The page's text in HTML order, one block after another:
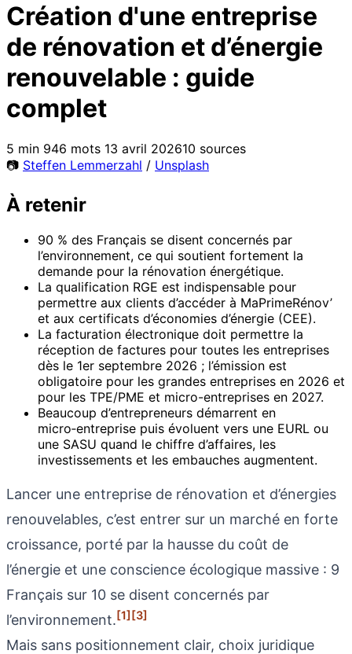
Création d'une entreprise
de rénovation et d’énergie
renouvelable : guide
complet
5 min 946 mots 13 avril 202610 sources
📷 Steffen Lemmerzahl / Unsplash
À retenir
90 % des Français se disent concernés par
l’environnement, ce qui soutient fortement la
demande pour la rénovation énergétique.
La qualification RGE est indispensable pour
permettre aux clients d’accéder à MaPrimeRénov’
et aux certificats d’économies d’énergie (CEE).
La facturation électronique doit permettre la
réception de factures pour toutes les entreprises
dès le 1er septembre 2026 ; l’émission est
obligatoire pour les grandes entreprises en 2026 et
pour les TPE/PME et micro-entreprises en 2027.
Beaucoup d’entrepreneurs démarrent en
micro‑entreprise puis évoluent vers une EURL ou
une SASU quand le chiffre d’affaires, les
investissements et les embauches augmentent.
Lancer une entreprise de rénovation et d’énergies
renouvelables, c’est entrer sur un marché en forte
croissance, porté par la hausse du coût de
l’énergie et une conscience écologique massive : 9
Français sur 10 se disent concernés par
l’environnement.[1][3]
Mais sans positionnement clair, choix juridique